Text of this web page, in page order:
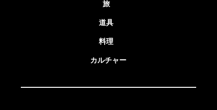
旅
道具
料理
カルチャー